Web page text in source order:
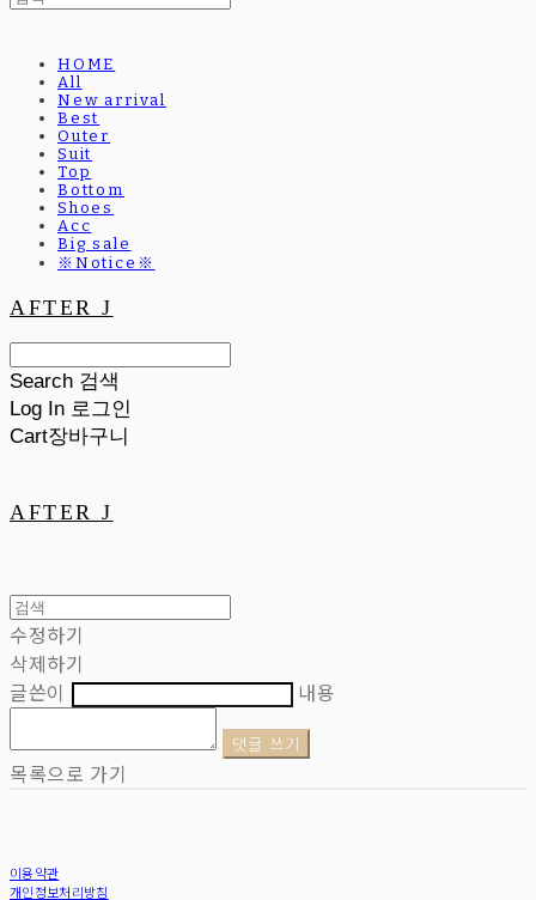
HOME
All
New arrival
Best
Outer
Suit
Top
Bottom
Shoes
Acc
Big sale
※Notice※
AFTER J
Search 검색
Log In 로그인
Cart장바구니
AFTER J
수정하기
삭제하기
글쓴이
내용
댓글 쓰기
목록으로 가기
이용약관
개인정보처리방침